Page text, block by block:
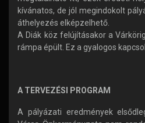
kívánatos, de jól megindokolt
áthelyezés elképzelhető.
A Diák köz felújításakor a
rámpa épült. Ez a gyalogos
A TERVEZÉSI PROGRAM
A pályázati eredmények